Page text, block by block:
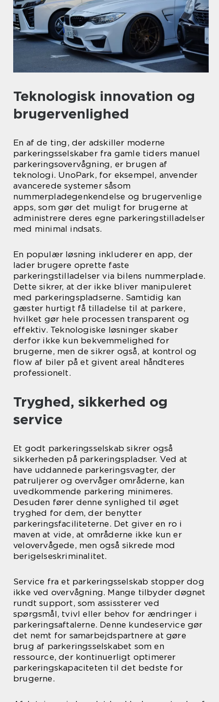
Teknologisk innovation og
brugervenlighed
En af de ting, der adskiller moderne
parkeringsselskaber fra gamle tiders manuel
parkeringsovervågning, er brugen af
teknologi. UnoPark, for eksempel, anvender
avancerede systemer såsom
nummerpladegenkendelse og brugervenlige
apps, som gør det muligt for brugerne at
administrere deres egne parkeringstilladelser
med minimal indsats.
En populær løsning inkluderer en app, der
lader brugere oprette faste
parkeringstilladelser via bilens nummerplade.
Dette sikrer, at der ikke bliver manipuleret
med parkeringspladserne. Samtidig kan
gæster hurtigt få tilladelse til at parkere,
hvilket gør hele processen transparent og
effektiv. Teknologiske løsninger skaber
derfor ikke kun bekvemmelighed for
brugerne, men de sikrer også, at kontrol og
flow af biler på et givent areal håndteres
professionelt.
Tryghed, sikkerhed og
service
Et godt parkeringsselskab sikrer også
sikkerheden på parkeringspladser. Ved at
have uddannede parkeringsvagter, der
patruljerer og overvåger områderne, kan
uvedkommende parkering minimeres.
Desuden fører denne synlighed til øget
tryghed for dem, der benytter
parkeringsfaciliteterne. Det giver en ro i
maven at vide, at områderne ikke kun er
velovervågede, men også sikrede mod
berigelseskriminalitet.
Service fra et parkeringsselskab stopper dog
ikke ved overvågning. Mange tilbyder døgnet
rundt support, som assissterer ved
spørgsmål, tvivl eller behov for ændringer i
parkeringsaftalerne. Denne kundeservice gør
det nemt for samarbejdspartnere at gøre
brug af parkeringsselskabet som en
ressource, der kontinuerligt optimerer
parkeringskapaciteten til det bedste for
brugerne.